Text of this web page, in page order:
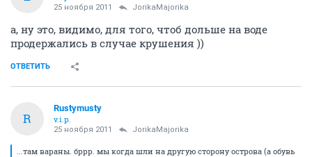
25 ноября 2011 JorikaMajorika
а, ну это, видимо, для того, чтоб дольше на воде
продержались в случае крушения ))
ОТВЕТИТЬ
R
Rustymusty
v.i.p.
25 ноября 2011 JorikaMajorika
...там вараны. бррр. мы когда шли на другую сторону острова (а обувь